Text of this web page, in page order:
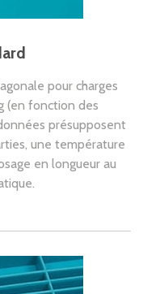
pour charges
(en fonction des
présupposent
une température
en longueur au